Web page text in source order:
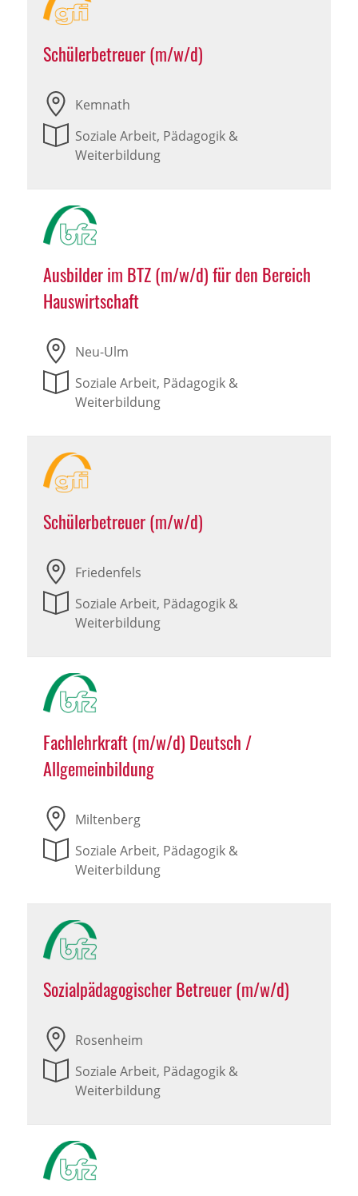
Schülerbetreuer (m/w/d)
Kemnath
Soziale Arbeit, Pädagogik &
Weiterbildung
Ausbilder im BTZ (m/w/d) für den Bereich
Hauswirtschaft
Neu-Ulm
Soziale Arbeit, Pädagogik &
Weiterbildung
Schülerbetreuer (m/w/d)
Friedenfels
Soziale Arbeit, Pädagogik &
Weiterbildung
Fachlehrkraft (m/w/d) Deutsch /
Allgemeinbildung
Miltenberg
Soziale Arbeit, Pädagogik &
Weiterbildung
Sozialpädagogischer Betreuer (m/w/d)
Rosenheim
Soziale Arbeit, Pädagogik &
Weiterbildung